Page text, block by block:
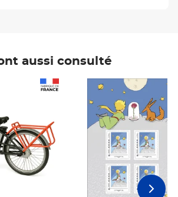
aussi consulté
Prix 7,50€